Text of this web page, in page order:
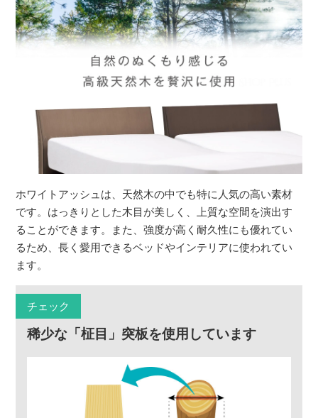
ホワイトアッシュは、天然木の中でも特に人気の高い素材
です。はっきりとした木目が美しく、上質な空間を演出す
ることができます。また、強度が高く耐久性にも優れてい
るため、長く愛用できるベッドやインテリアに使われてい
ます。
チェック
稀少な「柾目」突板を使用しています